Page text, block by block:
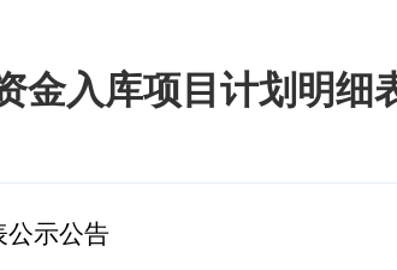
金入库项目计划明细
公示公告